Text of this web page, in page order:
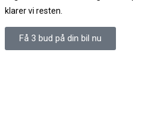
klarer vi resten.
Få 3 bud på din bil nu